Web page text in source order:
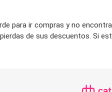
para ir compras y no
de sus descuentos. Si